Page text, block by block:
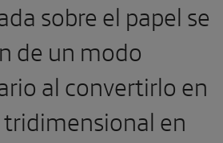
sobre el papel se
de un modo
al convertirlo en
en